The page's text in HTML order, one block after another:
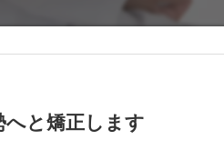
と矯正します